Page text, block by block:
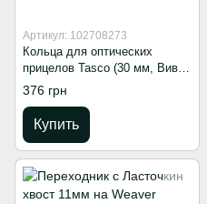
Артикул: 102708273
Кольца для оптических
прицелов Tasco (30 мм, Вивер
21 мм))
376 грн
Купить